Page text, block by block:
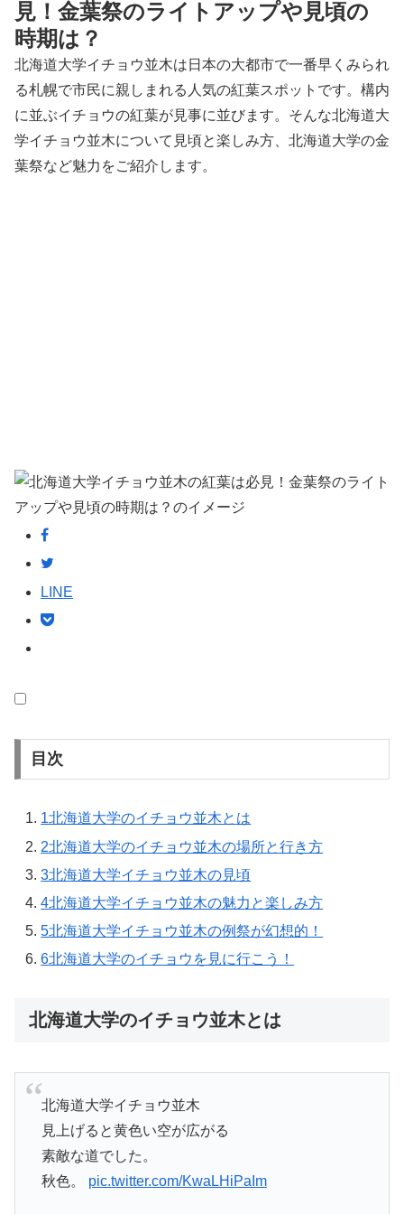
見！金葉祭のライトアップや見頃の
時期は？
北海道大学イチョウ並木は日本の大都市で一番早くみられ
る札幌で市民に親しまれる人気の紅葉スポットです。構内
に並ぶイチョウの紅葉が見事に並びます。そんな北海道大
学イチョウ並木について見頃と楽しみ方、北海道大学の金
葉祭など魅力をご紹介します。
LINE
目次
1北海道大学のイチョウ並木とは
2北海道大学のイチョウ並木の場所と行き方
3北海道大学イチョウ並木の見頃
4北海道大学イチョウ並木の魅力と楽しみ方
5北海道大学イチョウ並木の例祭が幻想的！
6北海道大学のイチョウを見に行こう！
北海道大学のイチョウ並木とは
北海道大学イチョウ並木
見上げると黄色い空が広がる
素敵な道でした。
秋色。 pic.twitter.com/KwaLHiPaIm